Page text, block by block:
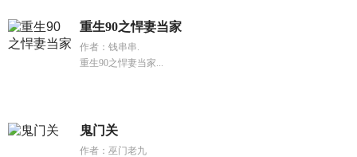
重生90之悍妻当家
作者：钱串串.
重生90之悍妻当家...
鬼门关
作者：巫门老九